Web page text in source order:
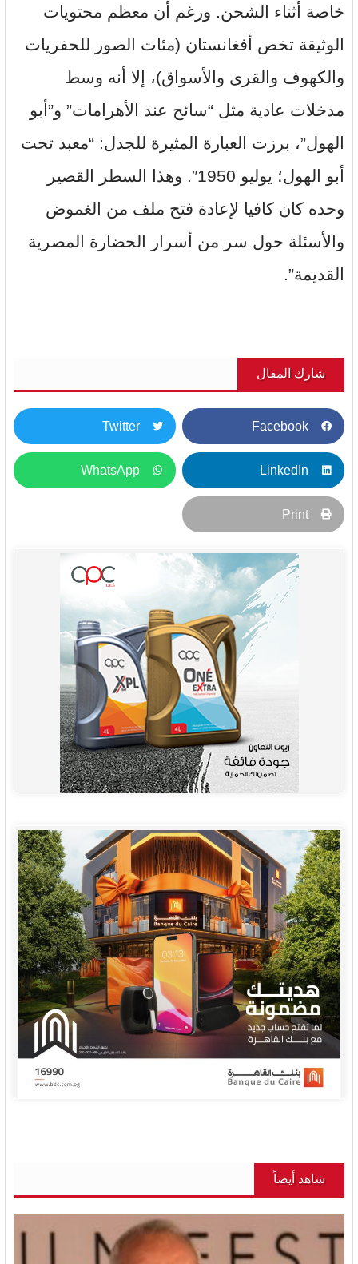
خاصة أثناء الشحن. ورغم أن معظم محتويات
الوثيقة تخص أفغانستان (مئات الصور للحفريات
والكهوف والقرى والأسواق)، إلا أنه وسط
مدخلات عادية مثل “سائح عند الأهرامات” و”أبو
الهول”، برزت العبارة المثيرة للجدل: “معبد تحت
أبو الهول؛ يوليو 1950″. وهذا السطر القصير
وحده كان كافيا لإعادة فتح ملف من الغموض
والأسئلة حول سر من أسرار الحضارة المصرية
القديمة”.
شارك المقال
Facebook
Twitter
LinkedIn
WhatsApp
Print
شاهد أيضاً